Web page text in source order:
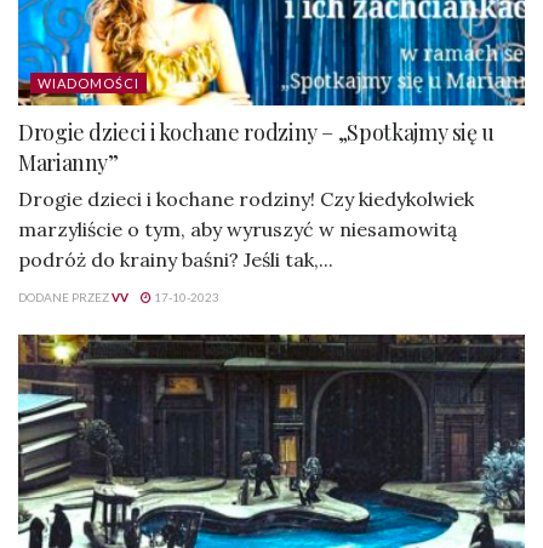
WIADOMOŚCI
Drogie dzieci i kochane rodziny – „Spotkajmy się u
Marianny”
Drogie dzieci i kochane rodziny! Czy kiedykolwiek
marzyliście o tym, aby wyruszyć w niesamowitą
podróż do krainy baśni? Jeśli tak,...
DODANE PRZEZVV 17-10-2023